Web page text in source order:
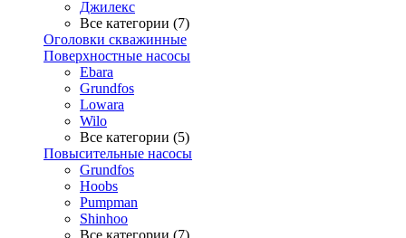
Джилекс
Все категории (7)
Оголовки скважинные
Поверхностные насосы
Ebara
Grundfos
Lowara
Wilo
Все категории (5)
Повысительные насосы
Grundfos
Hoobs
Pumpman
Shinhoo
Все категории (7)